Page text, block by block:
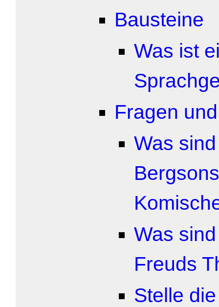
Bausteine
Was ist
Fragen
Was
Was
Freuds
Stelle